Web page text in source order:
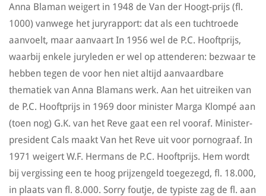
Anna Blaman weigert in 1948 de Van der Hoogt-prijs (fl.
1000) vanwege het juryrapport: dat als een tuchtroede
aanvoelt, maar aanvaart In 1956 wel de P.C. Hooftprijs,
waarbij enkele juryleden er wel op attenderen: bezwaar te
hebben tegen de voor hen niet altijd aanvaardbare
thematiek van Anna Blamans werk. Aan het uitreiken van
de P.C. Hooftprijs in 1969 door minister Marga Klompé aan
(toen nog) G.K. van het Reve gaat een rel vooraf. Minister-
president Cals maakt Van het Reve uit voor pornograaf. In
1971 weigert W.F. Hermans de P.C. Hooftprijs. Hem wordt
bij vergissing een te hoog prijzengeld toegezegd, fl. 18.000,
in plaats van fl. 8.000. Sorry foutje, de typiste zag de fl. aan